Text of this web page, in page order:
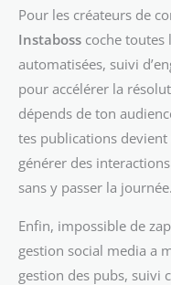
Pour les créateurs de
Instaboss coche toutes
automatisées, suivi
pour accélérer la
dépends de ton
tes publications
générer des
sans y passer la journée.
Enfin, impossible de
gestion social media a
gestion des pubs, suivi